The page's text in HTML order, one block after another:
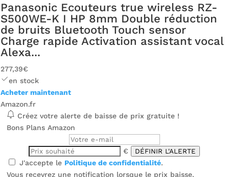
Panasonic Ecouteurs true wireless RZ-
S500WE-K I HP 8mm Double réduction
de bruits Bluetooth Touch sensor
Charge rapide Activation assistant vocal
Alexa...
277,39€
en stock
Acheter maintenant
Amazon.fr
Créez votre alerte de baisse de prix gratuite !
Bons Plans Amazon
€ DÉFINIR L'ALERTE
J'accepte le Politique de confidentialité.
Vous recevrez une notification lorsque le prix baisse.